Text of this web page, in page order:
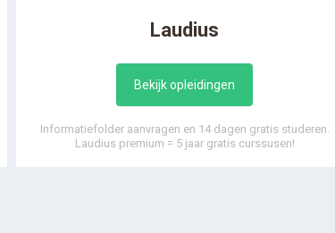
Laudius
Bekijk opleidingen
Informatiefolder aanvragen en 14 dagen gratis studeren.
Laudius premium = 5 jaar gratis curssusen!